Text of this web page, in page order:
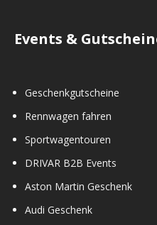
Events &
Geschenkgutscheine
Rennwagen fahren
Sportwagentouren
DRIVAR B2B Events
Aston Martin Geschenk
Audi Geschenk